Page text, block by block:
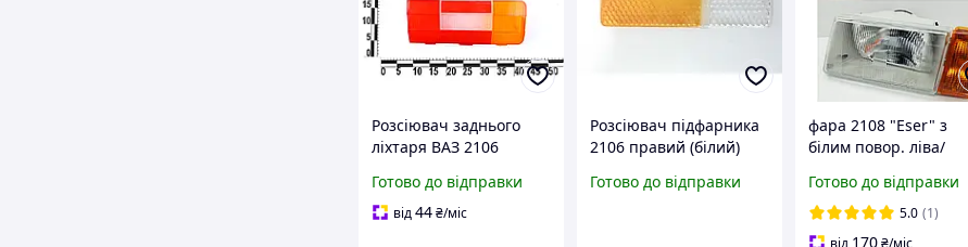
Розсіювач заднього
ліхтаря ВАЗ 2106
Готово до відправки
від44₴/міс
Розсіювач підфарника
2106 правий (білий)
3711060) (Формула
Готово до відправки
фара 2108 "Eser" з
білим повор. ліва/
Готово до відправки
5.0 (1)
від 170₴/міс